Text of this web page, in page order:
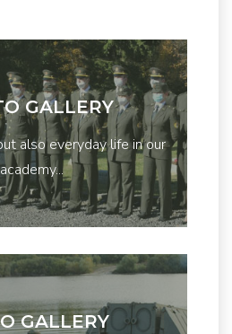
GALLERY
also everyday life in our
academy...
GALLERY